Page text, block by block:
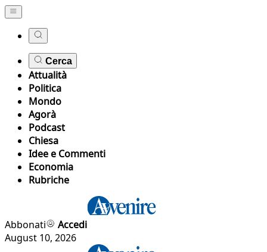
Cerca
Attualità
Politica
Mondo
Agorà
Podcast
Chiesa
Idee e Commenti
Economia
Rubriche
Abbonati
Accedi
August 10, 2026